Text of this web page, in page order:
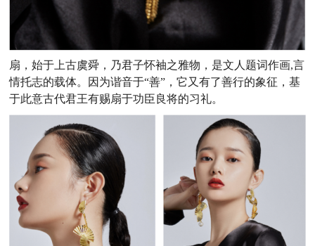
扇，始于上古虞舜，乃君子怀袖之雅物，是文人题词作画,言
情托志的载体。因为谐音于“善”，它又有了善行的象征，基
于此意古代君王有赐扇于功臣良将的习礼。